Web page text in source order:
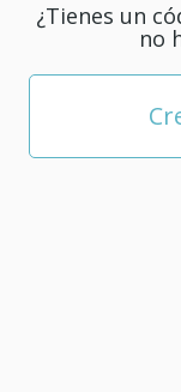
menos
caracteres.
¿Tienes un
no